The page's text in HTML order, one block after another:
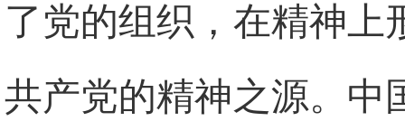
了党的组织，在精神上
共产党的精神之源。中